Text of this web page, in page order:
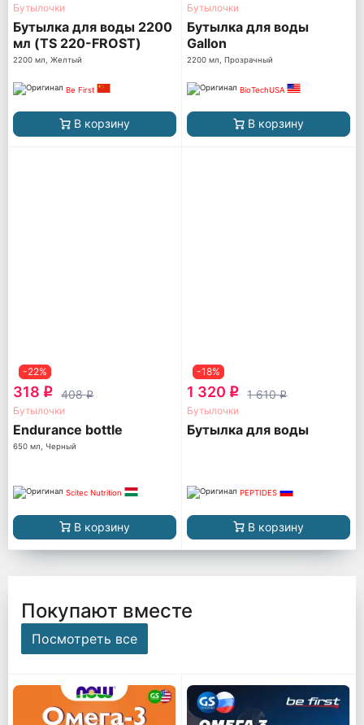
Бутылочки
Бутылка для воды 2200
мл (TS 220-FROST)
матовая
2200 мл, Желтый
Be First
В корзину
Бутылочки
Бутылка для воды
Gallon
2200 мл, Прозрачный
BioTechUSA
В корзину
-22%
318 q 408q
Бутылочки
Endurance bottle
650 мл, Черный
Scitec Nutrition
В корзину
-18%
1 320 q 1 610q
Бутылочки
Бутылка для воды
PEPTIDES
В корзину
Покупают вместе
Посмотреть все